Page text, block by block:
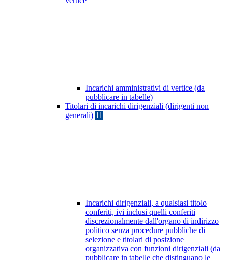
Incarichi amministrativi di vertice (da
pubblicare in tabelle)
Titolari di incarichi dirigenziali (dirigenti non
generali) 11
Incarichi dirigenziali, a qualsiasi titolo
conferiti, ivi inclusi quelli conferiti
discrezionalmente dall'organo di indirizzo
politico senza procedure pubbliche di
selezione e titolari di posizione
organizzativa con funzioni dirigenziali (da
pubblicare in tabelle che distinguano le